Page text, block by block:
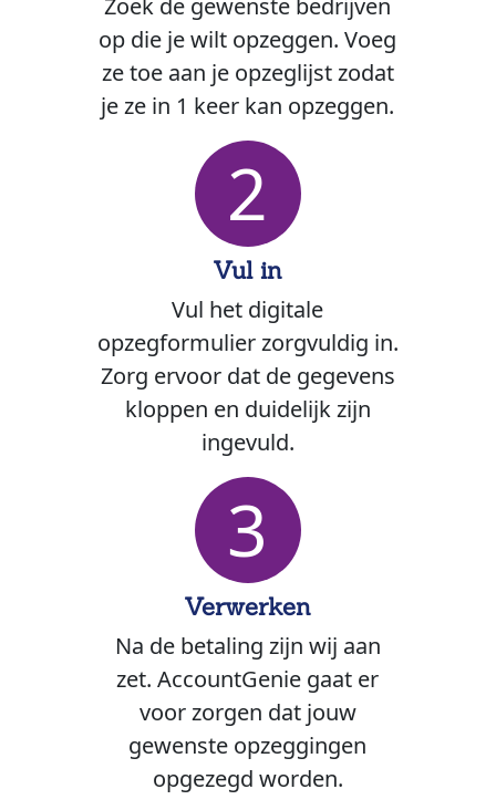
Zoek de gewenste bedrijven
op die je wilt opzeggen. Voeg
ze toe aan je opzeglijst zodat
je ze in 1 keer kan opzeggen.
2
Vul in
Vul het digitale
opzegformulier zorgvuldig in.
Zorg ervoor dat de gegevens
kloppen en duidelijk zijn
ingevuld.
3
Verwerken
Na de betaling zijn wij aan
zet. AccountGenie gaat er
voor zorgen dat jouw
gewenste opzeggingen
opgezegd worden.